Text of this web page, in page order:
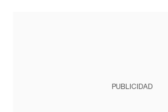
PUBLICIDAD